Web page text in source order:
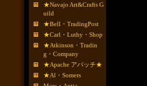
★Navajo Art&Crafts G
uild
★Bell・TradingPost
★Carl・Luthy・Shop
★Atkinson・Tradin
g・Company
★Apache アパッチ★
★Al・Somers